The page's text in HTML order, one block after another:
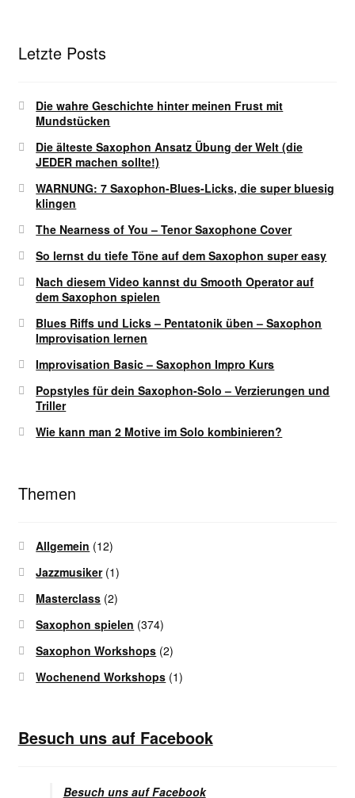
Letzte Posts
Die wahre Geschichte hinter meinen Frust mit
Mundstücken
Die älteste Saxophon Ansatz Übung der Welt (die
JEDER machen sollte!)
WARNUNG: 7 Saxophon-Blues-Licks, die super bluesig
klingen
The Nearness of You – Tenor Saxophone Cover
So lernst du tiefe Töne auf dem Saxophon super easy
Nach diesem Video kannst du Smooth Operator auf
dem Saxophon spielen
Blues Riffs und Licks – Pentatonik üben – Saxophon
Improvisation lernen
Improvisation Basic – Saxophon Impro Kurs
Popstyles für dein Saxophon-Solo – Verzierungen und
Triller
Wie kann man 2 Motive im Solo kombinieren?
Themen
Allgemein (12)
Jazzmusiker(1)
Masterclass (2)
Saxophon spielen (374)
Saxophon Workshops (2)
Wochenend Workshops (1)
Besuch uns auf Facebook
Besuch uns auf Facebook